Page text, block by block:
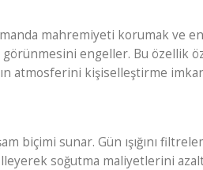
mahremiyeti korumak ve
engeller. Bu özellik
atmosferini kişiselleştirme
sunar. Gün ışığını
soğutma maliyetlerini